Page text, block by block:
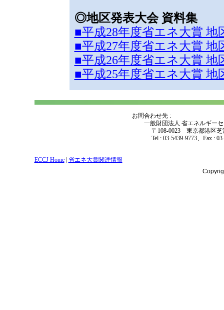
◎地区発表大会 資料集
■平成28年度省エネ大賞 地
■平成27年度省エネ大賞 地
■平成26年度省エネ大賞 地
■平成25年度省エネ大賞 地
お問合わせ先 :
一般財団法人 省エネルギー
〒108-0023 東京都港区芝浦
Tel : 03-5439-9773、Fax : 03-
ECCJ Home| 省エネ大賞関連情報